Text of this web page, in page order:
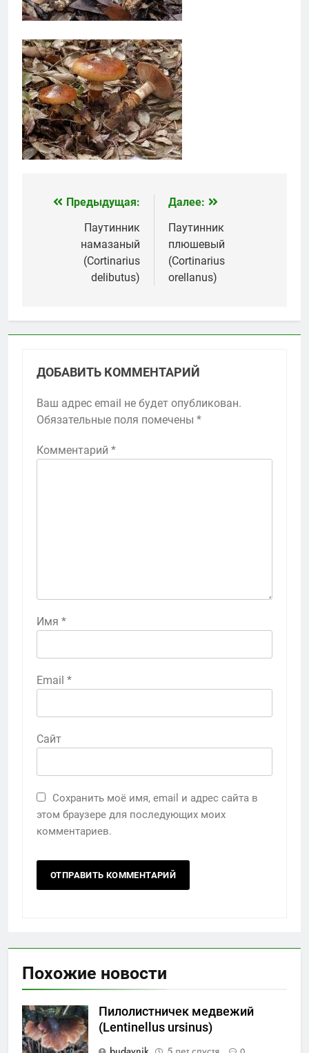
Навигация
записям
Предыдущая:
Паутинник
намазаный
(Cortinarius
delibutus)
Далее:
Паутинник
плюшевый
(Cortinarius
orellanus)
ДОБАВИТЬ КОММЕНТАРИЙ
Ваш адрес email не будет опубликован.
Обязательные поля помечены *
Комментарий *
Имя *
Email *
Сайт
Сохранить моё имя, email и адрес сайта в
этом браузере для последующих моих
комментариев.
Похожие новости
Пилолистничек медвежий
(Lentinellus ursinus)